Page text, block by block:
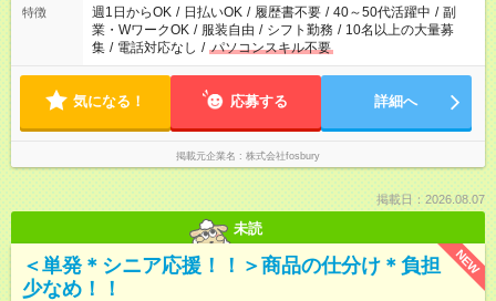
特徴 週1日からOK / 日払いOK / 履歴書不要 / 40～50代活躍中 / 副
業・WワークOK / 服装自由 / シフト勤務 / 10名以上の大量募
集 / 電話対応なし / パソコンスキル不要
気になる！ 応募する 詳細へ
掲載元企業名 株式会社fosbury
掲載日：2026.08.07
未読
NEW
＜単発＊シニア応援！！＞商品の仕分け＊負担
少なめ！！